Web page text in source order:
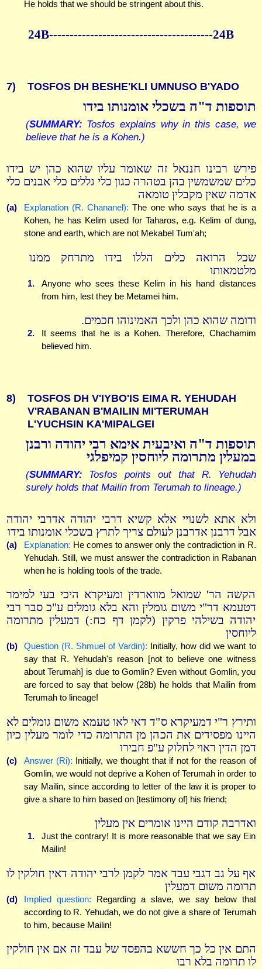
He holds that we should be stringent about this.
24B----------------------------------------24B
7) TOSFOS DH BESHE'KLI UMNUSO B'YADO
תוספות ד"ה בשכלי אומנותו בידו
(SUMMARY: Tosfos explains why in this case, we
believe that he is a Kohen.)
פירש רבינו חננאל זה שאומר עליו שהוא כהן יש בידו
כלים שמשמשין בהן בטהרה כגון כלי גללים כלי אבנים כלי
אדמה שאין מקבלין טומאה
(a) Explanation (R. Chananel): The one who says that he is a
Kohen, he has Kelim used for Taharos, e.g. Kelim of dung,
stone and earth, which are not Mekabel Tum'ah;
שכל הרואה כלים הללו בידו מתרחק ממנו
מלטמאותו
1.
Anyone who sees these Kelim in his hand distances
from him, lest they be Metamei him.
ודומה שהוא כהן ולכך האמינוהו חכמים.
2.
It seems that he is a Kohen. Therefore, Chachamim
believed him.
8)
TOSFOS DH V'IYBO'IS EIMA R. YEHUDAH
V'RABANAN B'MAILIN MI'TERUMAH
L'YUCHSIN KA'MIPALGEI
תוספות ד"ה ואיבעית אימא רבי יהודה ורבנן
במעלין מתרומה ליוחסין קמיפלגי
(SUMMARY: Tosfos points out that R. Yehudah
surely holds that Mailin from Terumah to lineage.)
ולא אתא לשנויי אלא קשיא דרבי יהודה אדרבי יהודה
אבל דרבנן אדרבנן לעולם צריך לתרץ בשכלי אומנותו בידו
(a) Explanation: He comes to answer only the contradiction in R.
Yehudah. Still, we must answer the contradiction in Rabanan
when he is holding tools of the trade.
הקשה הר' שמואל מווארדין ומעיקרא היכי בעי למימר
דטעמא דר"י משום גומלין והא בלא גומלים ע"כ סבר רבי
יהודה בשילהי פרקין (לקמן דף כח:) דמעלין מתרומה
ליוחסין
(b) Question (R. Shmuel of Vardin): Initially, how did we want to
say that R. Yehudah's reason [not to believe one witness
about Terumah] is due to Gomlin? Even without Gomlin, you
are forced to say that below (28b) he holds that Mailin from
Terumah to lineage!
ותירץ ר"י דמעיקרא ס"ד דאי לאו טעמא משום גומלים לא
היינו מפסידים את הכהן מן התרומה כדי לומר מעלין כיון
דמן הדין ראוי לחלוק ע"פ חבירו
(c) Answer (Ri): Initially, we thought that if not for the reason of
Gomlin, we would not deprive a Kohen of Terumah in order to
say Mailin, since according to letter of the law it is proper to
give a share to him based on [testimony of] his friend;
ואדרבה קודם היינו אומרים אין מעלין
1.
Just the contrary! It is more reasonable that we say Ein
Mailin!
אף על גב דגבי עבד אמר לקמן לרבי יהודה דאין חולקין לו
תרומה משום דמעלין
(d) Implied question: Regarding a slave, we say below that
according to R. Yehudah, we do not give a share of Terumah
to him, because Mailin!
התם אין כל כך חששא בהפסד של עבד זה אם אין חולקין
לו תרומה בלא רבו